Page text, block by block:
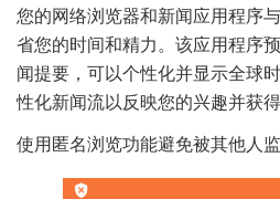
您的网络浏览器和新闻应用程序
省您的时间和精力。该应用程序
闻提要，可以个性化并显示全球
性化新闻流以反映您的兴趣并获
使用匿名浏览功能避免被其他人